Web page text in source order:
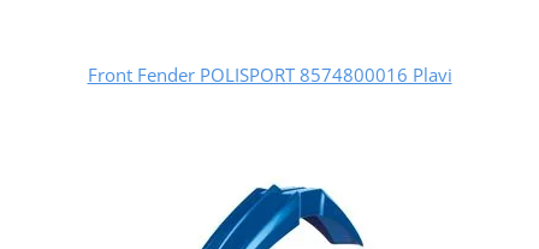
Front Fender POLISPORT 8574800016 Plavi